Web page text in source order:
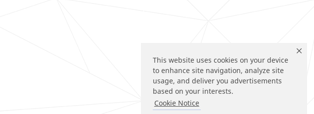
This website uses cookies on your device
to enhance site navigation, analyze site
usage, and deliver you advertisements
based on your interests.
Cookie Notice